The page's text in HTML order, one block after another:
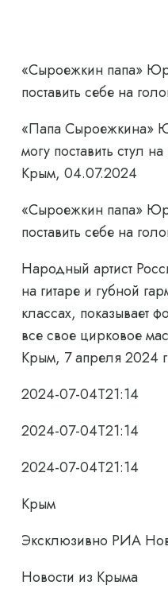
«Сыроежкин папа»
поставить себе на
«Папа Сыроежкина»
могу поставить стул
Крым, 04.07.2024
«Сыроежкин папа»
поставить себе на
Народный артист
на гитаре и губной
классах, показывает
все свое цирковое
Крым, 7 апреля 2024
2024-07-04T21:14
2024-07-04T21:14
2024-07-04T21:14
Крым
Эксклюзивно РИА
Новости из Крыма